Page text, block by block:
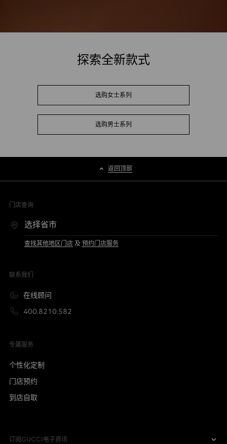
探索全新款式
选购女士系列
选购男士系列
返回顶部
门店查询
查找其他地区门店 及 预约门店服务
联系我们
在线顾问
400.8210.582
专属服务
个性化定制
门店预约
到店自取
订阅GUCCI电子资讯